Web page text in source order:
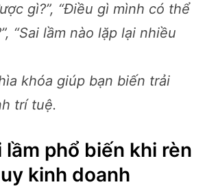
gì?”, “Điều gì mình có thể
“Sai lầm nào lặp lại nhiều
khóa giúp bạn biến trải
trí tuệ.
lầm phổ biến khi rèn
kinh doanh